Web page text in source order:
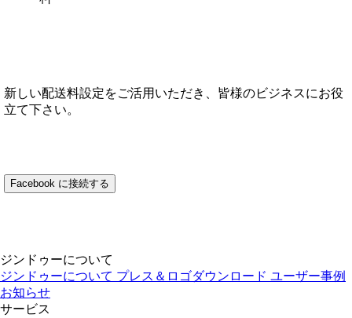
新しい配送料設定をご活用いただき、皆様のビジネスにお役
立て下さい。
Facebook に接続する
ジンドゥーについて
ジンドゥーについて プレス＆ロゴダウンロード ユーザー事例
お知らせ
サービス